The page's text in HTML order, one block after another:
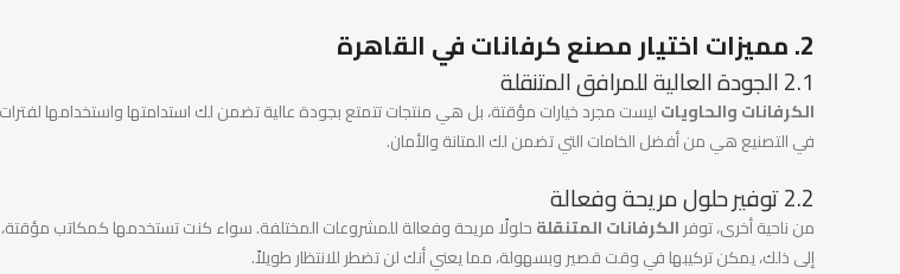
2. مميزات اختيار مصنع كرفانات في القاهرة
2.1 الجودة العالية للمرافق المتنقلة
الكرفانات والحاوياتليست مجرد خيارات مؤقتة، بل هي منتجات تتمتع بجودة عالية تضمن لك استدامتها واستخدامها
في التصنيع هي من أفضل الخامات التي تضمن لك المتانة والأمان.
2.2 توفير حلول مريحة وفعالة
من ناحية أخرى، توفرالكرفانات المتنقلةحلولًا مريحة وفعالة للمشروعات المختلفة. سواء كنت تستخدمها كمكاتب مؤقتة،
إلى ذلك، يمكن تركيبها في وقت قصير وبسهولة، مما يعني أنك لن تضطر للانتظار طويلاً.